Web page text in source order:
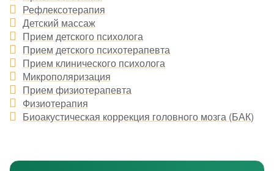
Рефлексотерапия
Детский массаж
Прием детского психолога
Прием детского психотерапевта
Прием клинического психолога
Микрополяризация
Прием физиотерапевта
Физиотерапия
Биоакустическая коррекция головного мозга (БАК)